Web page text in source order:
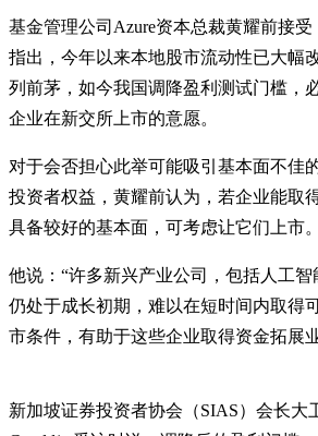
基金管理公司Azure资本总裁黄耀前接
指出，今年以来本地股市流动性已大幅
列前茅，如今我国调降盈利测试门槛，
企业在新交所上市的意愿。
对于会否担心此举可能吸引基本面不佳
投资者权益，黄耀前认为，若企业能取
具备较好的基本面，可考虑让它们上市。
他说：“许多新兴产业公司，包括人工智
仍处于成长初期，难以在短时间内取得
市条件，有助于这些企业取得资金拓展
新加坡证券投资者协会（SIAS）会长大